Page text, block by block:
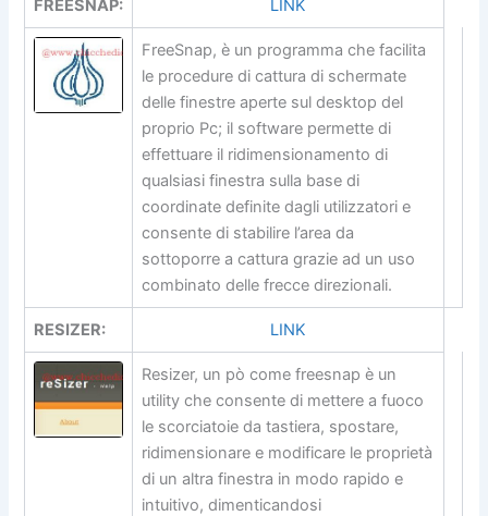
FREESNAP: LINK
FreeSnap, è un programma che facilita
le procedure di cattura di schermate
delle finestre aperte sul desktop del
proprio Pc; il software permette di
effettuare il ridimensionamento di
qualsiasi finestra sulla base di
coordinate definite dagli utilizzatori e
consente di stabilire l’area da
sottoporre a cattura grazie ad un uso
combinato delle frecce direzionali.
RESIZER: LINK
Resizer, un pò come freesnap è un
utility che consente di mettere a fuoco
le scorciatoie da tastiera, spostare,
ridimensionare e modificare le proprietà
di un altra finestra in modo rapido e
intuitivo, dimenticandosi